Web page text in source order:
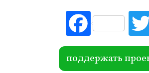
Fac
ebo
ok
поддержать